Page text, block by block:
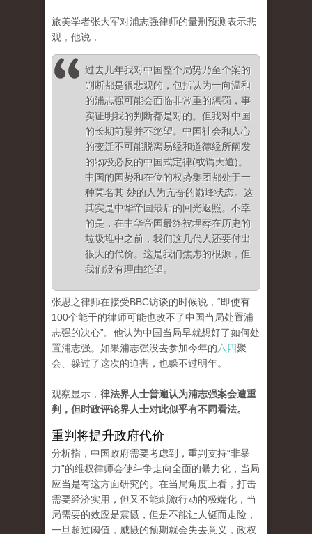
旅美学者张大军对浦志强律师的量刑预测表示悲
观，他说，
过去几年我对中国整个局势乃至个案的
判断都是很悲观的，包括认为一向温和
的浦志强可能会面临非常重的惩罚，事
实证明我的判断都是对的。但我对中国
的长期前景并不绝望。中国社会和人心
的变迁不可能脱离易经和道德经所阐发
的物极必反的中国式定律(或谓天道)。
中国的国势和在位的权势集团都处于一
种莫名其 妙的人为亢奋的巅峰状态。这
其实是中华帝国最后的回光返照。不幸
的是，在中华帝国最终被埋葬在历史的
垃圾堆中之前，我们这几代人还要付出
很大的代价。这是我们焦虑的根源，但
我们没有理由绝望。
张思之律师在接受BBC访谈的时候说，“即使有
100个能干的律师可能也改不了中国当局处置浦
志强的决心”。他认为中国当局早就想好了如何处
置浦志强。如果浦志强没去参加今年的六四聚
会、躲过了这次的迫害，也躲不过明年。
观察显示， 律法界人士普遍认为浦志强案会遭重
判，但时政评论界人士对此似乎有不同看法。
重判将提升政府代价
分析指，中国政府需要考虑到，重判支持“非暴
力”的维权律师会使斗争走向全面的暴力化，当局
应当是有这方面研究的。在当局角度上看，打击
需要经济实用，但又不能刺激行动的极端化，当
局需要的效应是震慑，但是不能让人铤而走险，
一旦超过阈值，威慑的预期就会失去意义，政权